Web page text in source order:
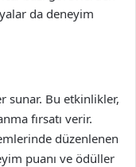
da deneyim
sunar. Bu etkinlikler,
fırsatı verir.
düzenlenen
puanı ve ödüller